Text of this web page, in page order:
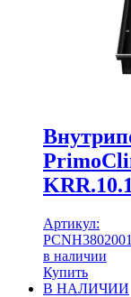
Артикул:
в наличии
Купить
В НАЛИЧИИ